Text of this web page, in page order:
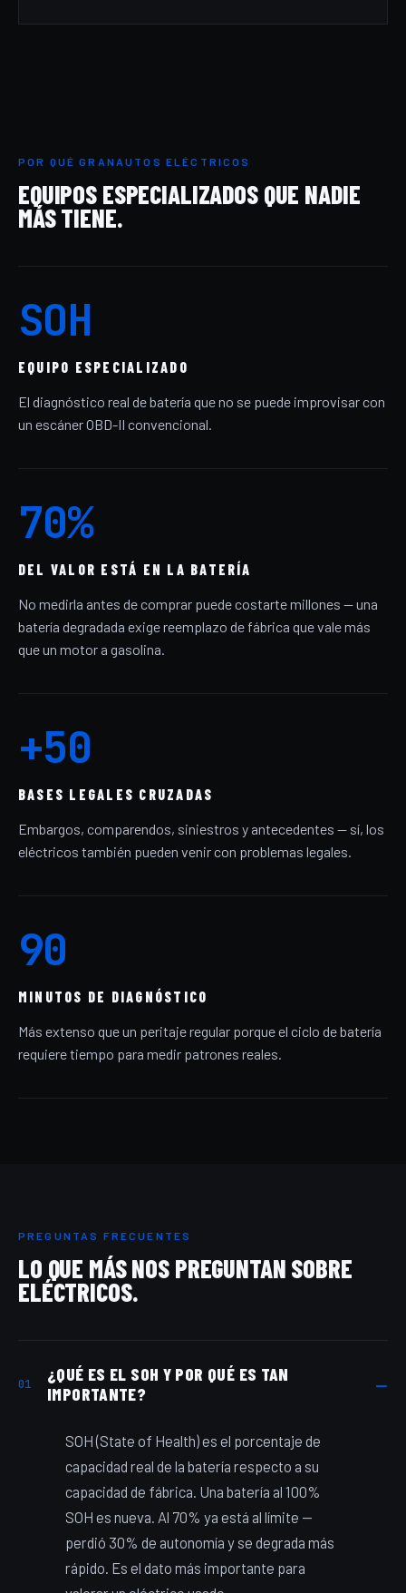
POR QUÉ GRANAUTOS ELÉCTRICOS
EQUIPOS ESPECIALIZADOS QUE NADIE
MÁS TIENE.
SOH
EQUIPO ESPECIALIZADO
El diagnóstico real de batería que no se puede improvisar con
un escáner OBD-II convencional.
70%
DEL VALOR ESTÁ EN LA BATERÍA
No medirla antes de comprar puede costarte millones — una
batería degradada exige reemplazo de fábrica que vale más
que un motor a gasolina.
+50
BASES LEGALES CRUZADAS
Embargos, comparendos, siniestros y antecedentes — sí, los
eléctricos también pueden venir con problemas legales.
90
MINUTOS DE DIAGNÓSTICO
Más extenso que un peritaje regular porque el ciclo de batería
requiere tiempo para medir patrones reales.
PREGUNTAS FRECUENTES
LO QUE MÁS NOS PREGUNTAN SOBRE
ELÉCTRICOS.
01
¿QUÉ ES EL SOH Y POR QUÉ ES TAN
IMPORTANTE?
SOH (State of Health) es el porcentaje de
capacidad real de la batería respecto a su
capacidad de fábrica. Una batería al 100%
SOH es nueva. Al 70% ya está al límite —
perdió 30% de autonomía y se degrada más
rápido. Es el dato más importante para